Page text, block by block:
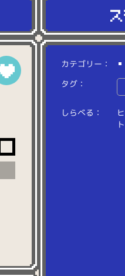
カテゴリー：
タグ：
しらべる： ヒ
ト